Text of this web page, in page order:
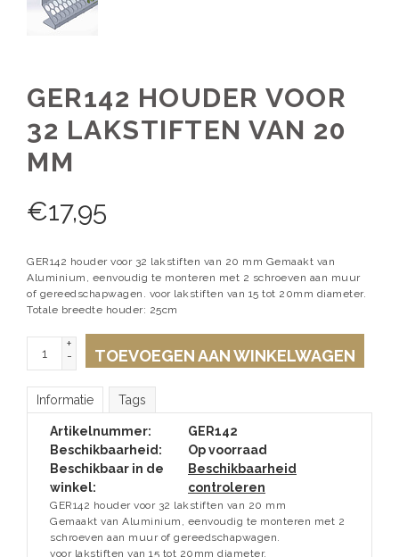
GER142 HOUDER VOOR
32 LAKSTIFTEN VAN 20
MM
€17,95
GER142 houder voor 32 lakstiften van 20 mm Gemaakt van
Aluminium, eenvoudig te monteren met 2 schroeven aan muur
of gereedschapwagen. voor lakstiften van 15 tot 20mm diameter.
Totale breedte houder: 25cm
+
-
TOEVOEGEN AAN WINKELWAGEN
Informatie Tags
Artikelnummer:
GER142
Beschikbaarheid:
Op voorraad
Beschikbaar in de
winkel:
Beschikbaarheid
controleren
GER142 houder voor 32 lakstiften van 20 mm
Gemaakt van Aluminium, eenvoudig te monteren met 2
schroeven aan muur of gereedschapwagen.
voor lakstiften van 15 tot 20mm diameter.